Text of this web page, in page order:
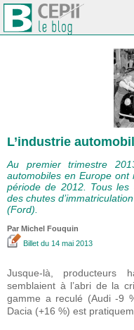
L’industrie
Au premier trimestre
automobiles en Europe
période de 2012. Tous les
des chutes
(Ford).
Par Michel Fouquin
Billet du 14 mai 2013
Jusque-là, producteurs
semblaient à l’abri de la
gamme a reculé (Audi -9
Dacia (+16 %) est